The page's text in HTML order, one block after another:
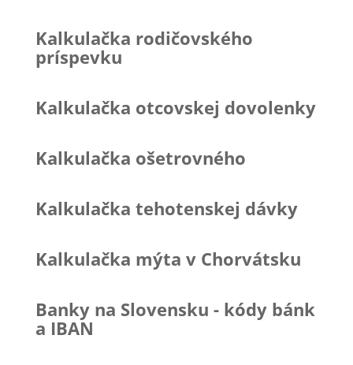
Kalkulačka rodičovského
príspevku
Kalkulačka otcovskej dovolenky
Kalkulačka ošetrovného
Kalkulačka tehotenskej dávky
Kalkulačka mýta v Chorvátsku
Banky na Slovensku - kódy bánk
a IBAN